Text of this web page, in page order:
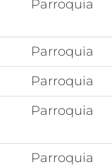
Parroquia
Parroquia
Parroquia
Parroquia
Parroquia